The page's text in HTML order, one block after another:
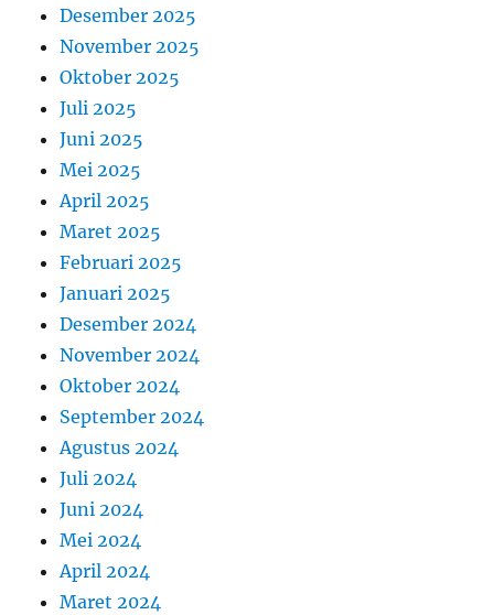
Desember 2025
November 2025
Oktober 2025
Juli 2025
Juni 2025
Mei 2025
April 2025
Maret 2025
Februari 2025
Januari 2025
Desember 2024
November 2024
Oktober 2024
September 2024
Agustus 2024
Juli 2024
Juni 2024
Mei 2024
April 2024
Maret 2024